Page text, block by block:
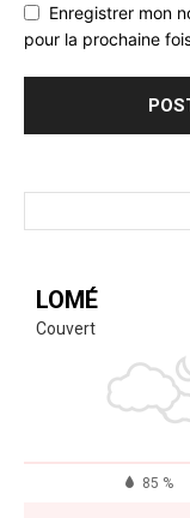
Enregistrer mon
pour la prochaine
LOMÉ
Couvert
85 %